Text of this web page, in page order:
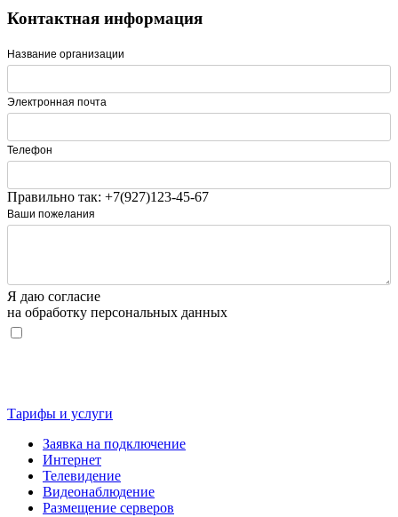
Контактная информация
Название организации
Электронная почта
Телефон
Правильно так: +7(927)123-45-67
Ваши пожелания
Я даю согласие
на обработку персональных данных
Тарифы и услуги
Заявка на подключение
Интернет
Телевидение
Видеонаблюдение
Размещение серверов